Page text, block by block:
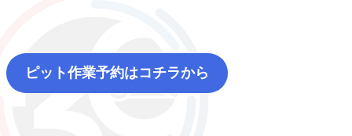
ピット作業予約はコチラから